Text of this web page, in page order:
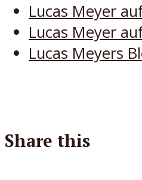
Lucas Meyer
Lucas Meyer
Lucas Meyers
Share this